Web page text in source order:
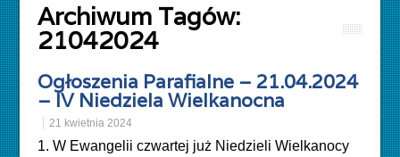
Archiwum Tagów:
21042024
Ogłoszenia Parafialne – 21.04.2024
– IV Niedziela Wielkanocna
21 kwietnia 2024
1. W Ewangelii czwartej już Niedzieli Wielkanocy